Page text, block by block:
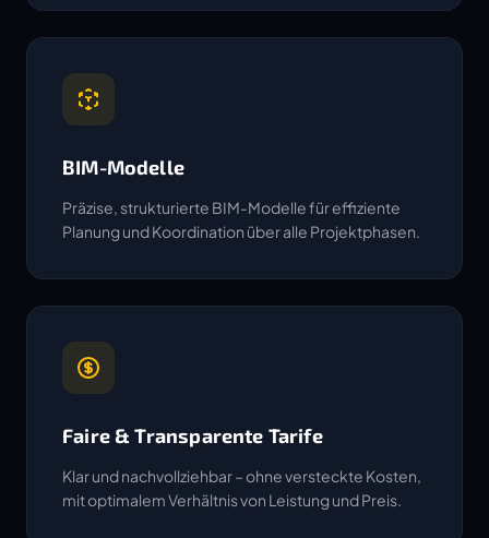
BIM-Modelle
Präzise, strukturierte BIM-Modelle für effiziente
Planung und Koordination über alle Projektphasen.
Faire & Transparente Tarife
Klar und nachvollziehbar – ohne versteckte Kosten,
mit optimalem Verhältnis von Leistung und Preis.